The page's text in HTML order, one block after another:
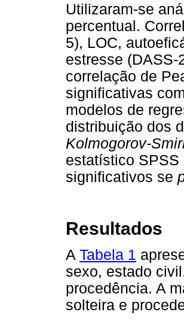
Utilizaram-se
percentual.
5), LOC,
estresse
correlação de
significativas
modelos de
distribuição dos
Kolmogorov-
estatístico SPSS
significativos se
Resultados
A Tabela 1
sexo, estado
procedência. A
solteira e